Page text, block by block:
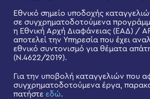
Εθνικό σημείο υποδοχής
σε συγχρηματοδοτούμενα
η Εθνική Αρχή Διαφάνειας (ΕΑΔ) /
αποτελεί την Υπηρεσία που έχει
εθνικό συντονισμό για θέματα
(Ν.4622/2019).
Για την υποβολή καταγγελιών που
συγχρηματοδοτούμενα έργα,
πατήστε εδώ.